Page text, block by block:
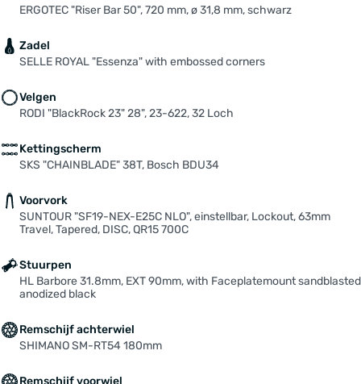
ERGOTEC "Riser Bar 50", 720 mm, ø 31,8 mm, schwarz
Zadel
SELLE ROYAL "Essenza" with embossed corners
Velgen
RODI "BlackRock 23" 28", 23-622, 32 Loch
Kettingscherm
SKS "CHAINBLADE" 38T, Bosch BDU34
Voorvork
SUNTOUR "SF19-NEX-E25C NLO", einstellbar, Lockout, 63mm
Travel, Tapered, DISC, QR15 700C
Stuurpen
HL Barbore 31.8mm, EXT 90mm, with Faceplatemount sandblasted
anodized black
Remschijf achterwiel
SHIMANO SM-RT54 180mm
Remschijf voorwiel